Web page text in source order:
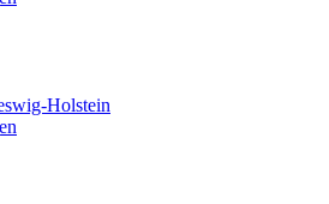
Holstein